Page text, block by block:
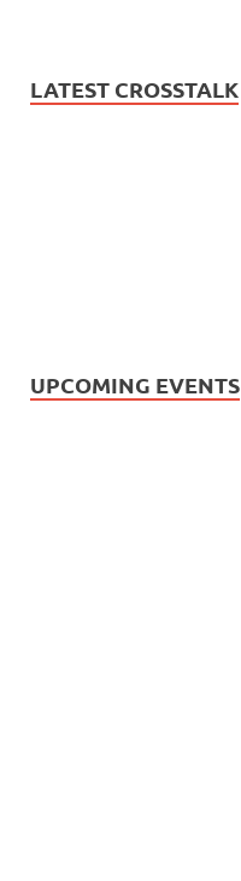
LATEST CROSSTALK
UPCOMING EVENTS